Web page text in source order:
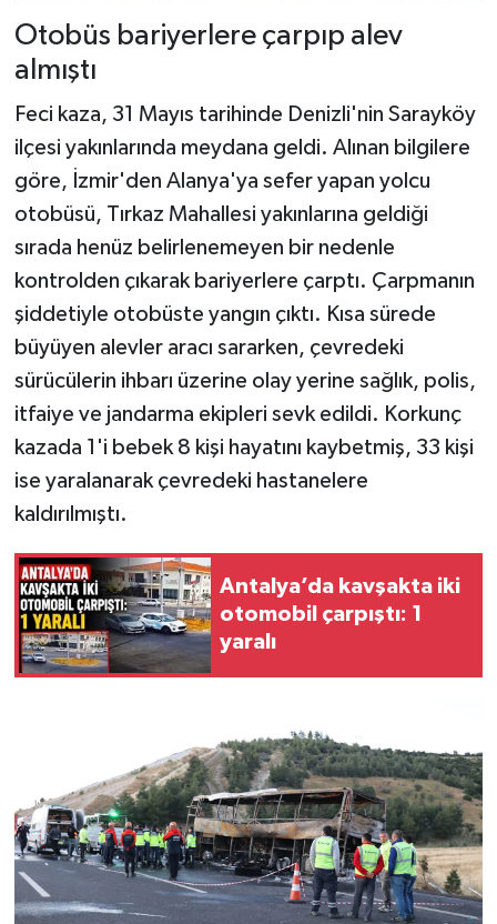
Otobüs bariyerlere çarpıp alev
almıştı
Feci kaza, 31 Mayıs tarihinde Denizli'nin Sarayköy
ilçesi yakınlarında meydana geldi. Alınan bilgilere
göre, İzmir'den Alanya'ya sefer yapan yolcu
otobüsü, Tırkaz Mahallesi yakınlarına geldiği
sırada henüz belirlenemeyen bir nedenle
kontrolden çıkarak bariyerlere çarptı. Çarpmanın
şiddetiyle otobüste yangın çıktı. Kısa sürede
büyüyen alevler aracı sararken, çevredeki
sürücülerin ihbarı üzerine olay yerine sağlık, polis,
itfaiye ve jandarma ekipleri sevk edildi. Korkunç
kazada 1'i bebek 8 kişi hayatını kaybetmiş, 33 kişi
ise yaralanarak çevredeki hastanelere
kaldırılmıştı.
Antalya’da kavşakta iki
otomobil çarpıştı: 1
yaralı